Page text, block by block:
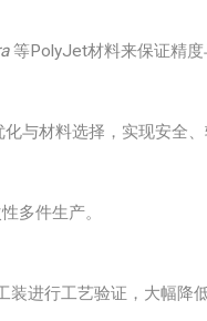
等PolyJet材料来保证精度
与材料选择，实现安全、
多件生产。
进行工艺验证，大幅降低